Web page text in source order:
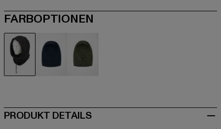
FARBOPTIONEN
PRODUKT DETAILS